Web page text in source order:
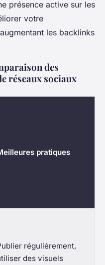
présence active sur les
votre
les backlinks
des
réseaux sociaux
pratiques
régulièrement,
des visuels